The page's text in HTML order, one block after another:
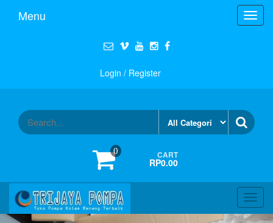
Menu
Login / Register
0 CART
RP0.00